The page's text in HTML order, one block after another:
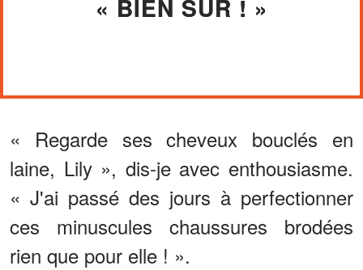
« BIEN SÛR ! »
« Regarde ses cheveux bouclés en
laine, Lily », dis-je avec enthousiasme.
« J'ai passé des jours à perfectionner
ces minuscules chaussures brodées
rien que pour elle ! ».